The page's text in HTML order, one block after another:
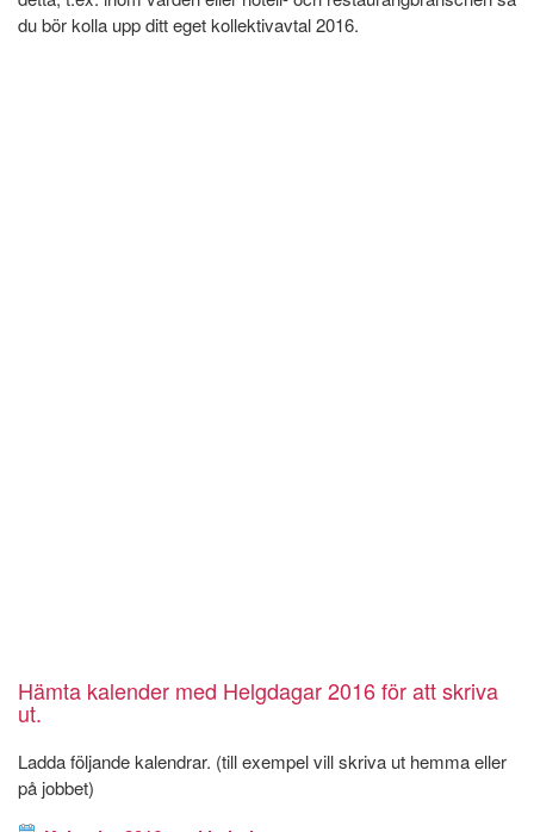
du bör kolla upp ditt eget kollektivavtal 2016.
Hämta kalender med Helgdagar 2016 för att skriva
ut.
Ladda följande kalendrar. (till exempel vill skriva ut hemma eller
på jobbet)